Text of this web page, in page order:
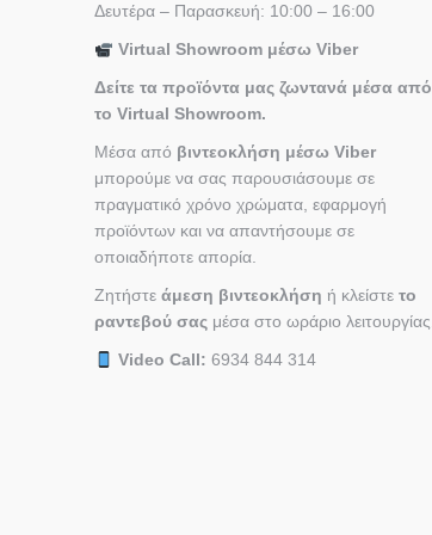
Δευτέρα – Παρασκευή: 10:00 – 16:00
Virtual Showroom μέσω Viber
Δείτε τα προϊόντα μας ζωντανά μέσα από
το Virtual Showroom.
Μέσα από βιντεοκλήση μέσω Viber
μπορούμε να σας παρουσιάσουμε σε
πραγματικό χρόνο χρώματα, εφαρμογή
προϊόντων και να απαντήσουμε σε
οποιαδήποτε απορία.
Ζητήστε άμεση βιντεοκλήση ή κλείστε το
ραντεβού σας μέσα στο ωράριο λειτουργίας.
Video Call: 6934 844 314